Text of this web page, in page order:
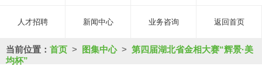
人才招聘 新闻中心 业务咨询 返回首页
当前位置： 首页 > 图集中心 > 第四届湖北省金相大赛“辉景·美
均杯”